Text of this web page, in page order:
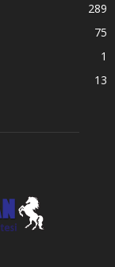
289
75
1
13